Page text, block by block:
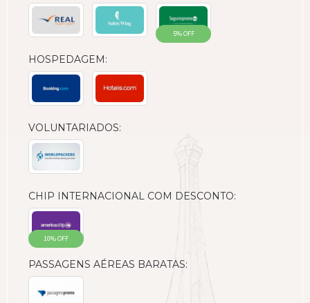
5% OFF
HOSPEDAGEM:
VOLUNTARIADOS:
CHIP INTERNACIONAL COM DESCONTO:
10% OFF
PASSAGENS AÉREAS BARATAS: